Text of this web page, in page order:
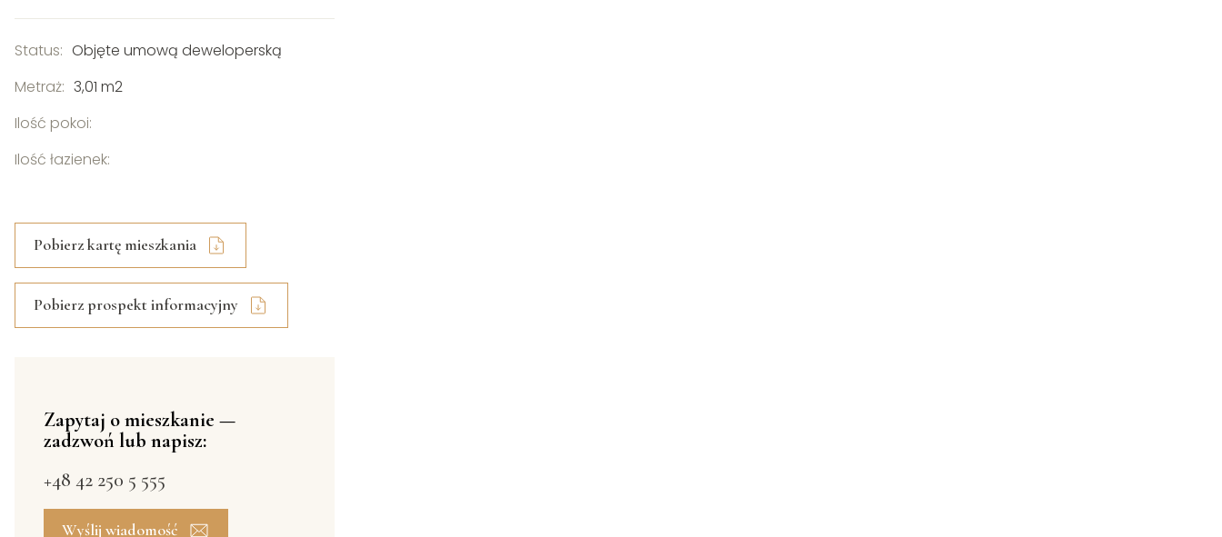
Status: Objęte umową deweloperską
Metraż: 3,01 m2
Ilość pokoi:
Ilość łazienek:
Pobierz kartę mieszkania
Pobierz prospekt informacyjny
Zapytaj o mieszkanie —
zadzwoń lub napisz:
+48 42 250 5 555
Wyślij wiadomość